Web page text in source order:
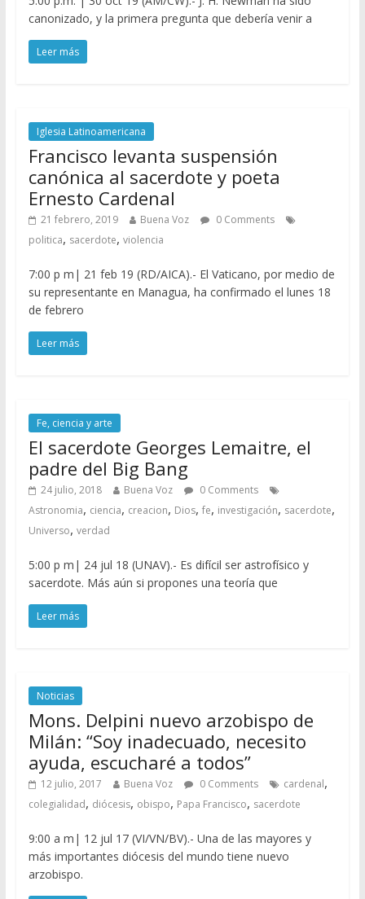
canonizado, y la primera pregunta que debería venir a
Leer más
Iglesia Latinoamericana
Francisco levanta suspensión
canónica al sacerdote y poeta
Ernesto Cardenal
21 febrero, 2019 Buena Voz
0 Comments
politica, sacerdote, violencia
7:00 p m| 21 feb 19 (RD/AICA).- El Vaticano, por medio de
su representante en Managua, ha confirmado el lunes 18
de febrero
Leer más
Fe, ciencia y arte
El sacerdote Georges Lemaitre, el
padre del Big Bang
24 julio, 2018 Buena Voz
0 Comments
Astronomia, ciencia, creacion, Dios, fe, investigación, sacerdote,
Universo, verdad
5:00 p m| 24 jul 18 (UNAV).- Es difícil ser astrofísico y
sacerdote. Más aún si propones una teoría que
Leer más
Noticias
Mons. Delpini nuevo arzobispo de
Milán: “Soy inadecuado, necesito
ayuda, escucharé a todos”
12 julio, 2017 Buena Voz 0 Comments cardenal,
colegialidad, diócesis, obispo, Papa Francisco, sacerdote
9:00 a m| 12 jul 17 (VI/VN/BV).- Una de las mayores y
más importantes diócesis del mundo tiene nuevo
arzobispo.